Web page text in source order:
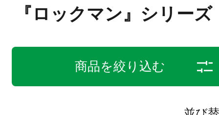
『ロックマン』シリーズ
商品を絞り込む